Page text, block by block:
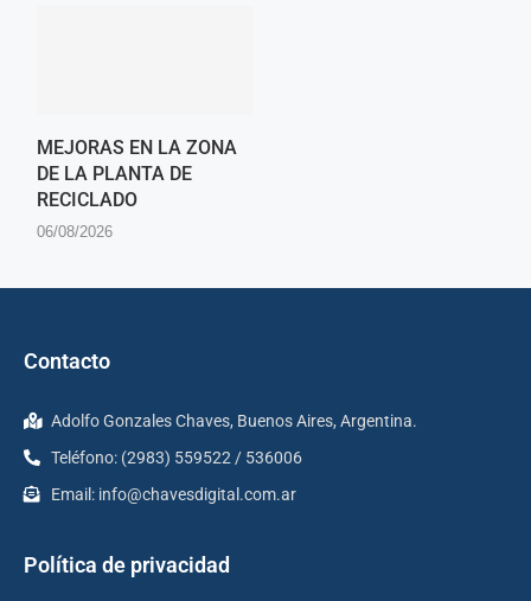
MEJORAS EN LA ZONA
DE LA PLANTA DE
RECICLADO
06/08/2026
Contacto
Adolfo Gonzales Chaves, Buenos Aires, Argentina.
Teléfono: (2983) 559522 / 536006
Email: info@chavesdigital.com.ar
Política de privacidad